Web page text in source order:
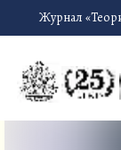
Журнал